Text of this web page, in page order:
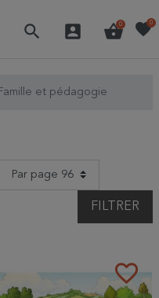
search account_box shopping_basket
0 favorite0
Famille et pédagogie
FILTRER
favorite_border